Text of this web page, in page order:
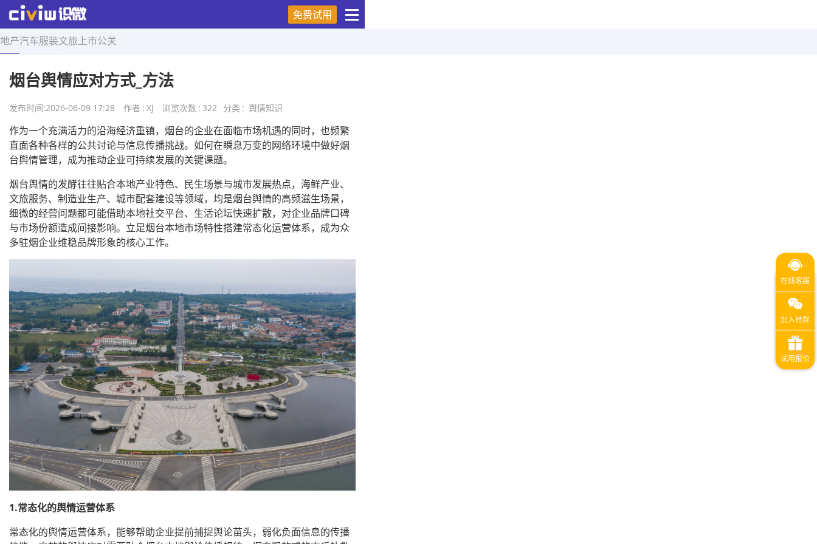
免费试用
地产汽车服装文旅 上市公关
首页 > 舆情知识 > 正文
烟台舆情应对方式_方法
发布时间:2026-06-09 17:28 作者 : XJ 浏览次数 : 322 分类 : 舆情知识
作为一个充满活力的沿海经济重镇，烟台的企业在面临市场机遇的同时，也频繁
直面各种各样的公共讨论与信息传播挑战。如何在瞬息万变的网络环境中做好烟
台舆情管理，成为推动企业可持续发展的关键课题。
烟台舆情的发酵往往贴合本地产业特色、民生场景与城市发展热点，海鲜产业、
文旅服务、制造业生产、城市配套建设等领域，均是烟台舆情的高频滋生场景，
细微的经营问题都可能借助本地社交平台、生活论坛快速扩散，对企业品牌口碑
与市场份额造成间接影响。立足烟台本地市场特性搭建常态化运营体系，成为众
多驻烟企业维稳品牌形象的核心工作。
1.常态化的舆情运营体系
常态化的舆情运营体系，能够帮助企业提前捕捉舆论苗头，弱化负面信息的传播